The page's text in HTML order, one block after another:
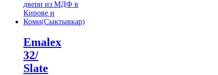
Emalex
32/
Slate